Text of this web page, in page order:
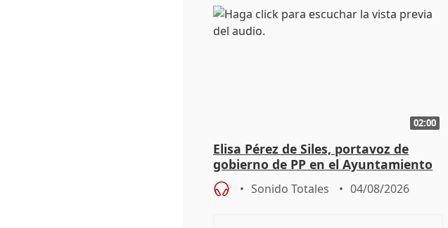
02:00
Elisa Pérez de Siles, portavoz de
gobierno de PP en el Ayuntamiento
de Málaga, deja la política
Sonido Totales 04/08/2026